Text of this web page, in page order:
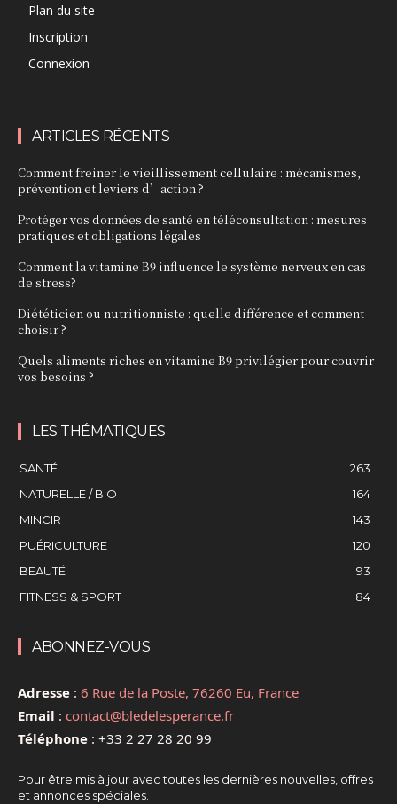
Plan du site
Inscription
Connexion
ARTICLES RÉCENTS
Comment freiner le vieillissement cellulaire : mécanismes,
prévention et leviers d’action ?
Protéger vos données de santé en téléconsultation : mesures
pratiques et obligations légales
Comment la vitamine B9 influence le système nerveux en cas
de stress?
Diététicien ou nutritionniste : quelle différence et comment
choisir ?
Quels aliments riches en vitamine B9 privilégier pour couvrir
vos besoins ?
LES THÉMATIQUES
SANTÉ
263
NATURELLE / BIO
164
MINCIR
143
PUÉRICULTURE
120
BEAUTÉ
93
FITNESS & SPORT
84
ABONNEZ-VOUS
Adresse : 6 Rue de la Poste, 76260 Eu, France
Email : contact@bledelesperance.fr
Téléphone : +33 2 27 28 20 99
Pour être mis à jour avec toutes les dernières nouvelles, offres
et annonces spéciales.